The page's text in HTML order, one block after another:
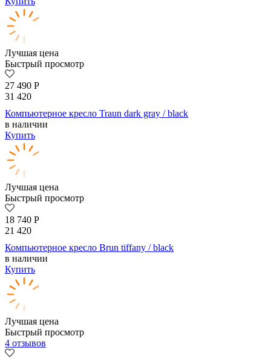
Лучшая цена
Быстрый просмотр
27 490 Р
31 420
Компьютерное кресло Traun dark gray / black
в наличии
Купить
Лучшая цена
Быстрый просмотр
18 740 Р
21 420
Компьютерное кресло Brun tiffany / black
в наличии
Купить
Лучшая цена
Быстрый просмотр
4 отзывов